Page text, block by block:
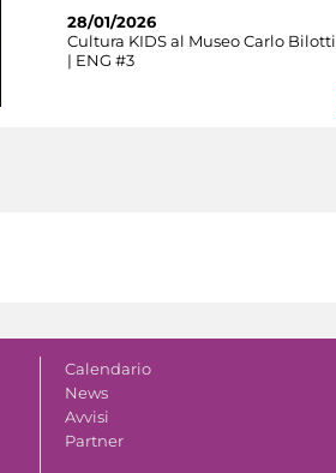
28/01/2026
Cultura KIDS al Museo Carlo Bilotti
| ENG #3
Calendario
News
Avvisi
Partner